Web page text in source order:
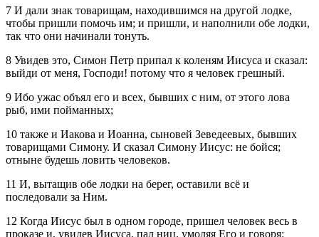
7 И дали знак товарищам, находившимся на другой лодке,
чтобы пришли помочь им; и пришли, и наполнили обе лодки,
так что они начинали тонуть.
8 Увидев это, Симон Петр припал к коленям Иисуса и сказал:
выйди от меня, Господи! потому что я человек грешный.
9 Ибо ужас объял его и всех, бывших с ним, от этого лова
рыб, ими пойманных;
10 также и Иакова и Иоанна, сыновей Зеведеевых, бывших
товарищами Симону. И сказал Симону Иисус: не бойся;
отныне будешь ловить человеков.
11 И, вытащив обе лодки на берег, оставили всё и
последовали за Ним.
12 Когда Иисус был в одном городе, пришел человек весь в
проказе и, увидев Иисуса, пал ниц, умоляя Его и говоря: